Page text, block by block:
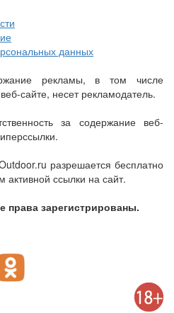
данных
рекламы, в том числе
сайте, несет рекламодатель.
за содержание веб-
разрешается бесплатно
ссылки на сайт.
права зарегистрированы.